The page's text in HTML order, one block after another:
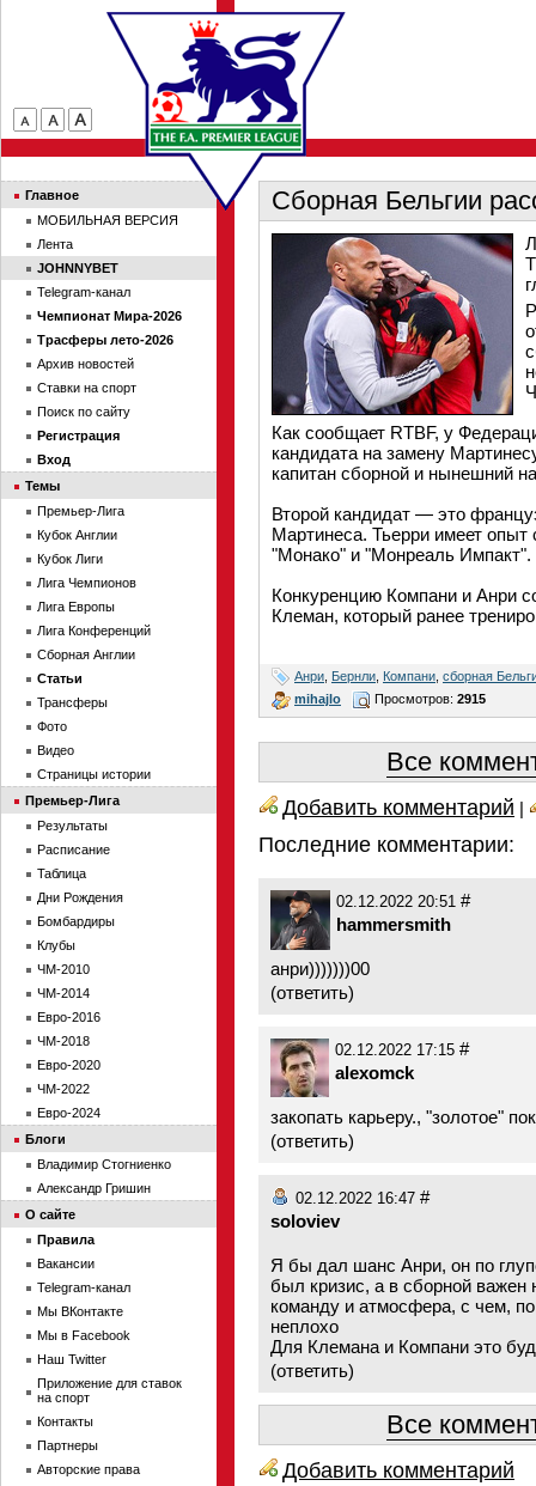
Сборная Бельгии
Как сообщает RTBF, у
кандидата на замену
капитан сборной и нынешний
Второй кандидат — это
Мартинеса. Тьерри имеет опыт
"Монако" и "Монреаль Импакт".
Конкуренцию Компани и Анри
Клеман, который ранее
Анри Бернли Компани сборная
mihajlo
Просмотров: 2915
Все
Добавить комментарий |
Последние комментарии:
02.12.2022 20:51 #
hammersmith
анри)))))))00
(ответить)
02.12.2022 17:15 #
alexomck
закопать карьеру., "золотое"
(ответить)
02.12.2022 16:47 #
soloviev
Я бы дал шанс Анри, он по
был кризис, а в сборной важен
команду и атмосфера, с чем,
неплохо
Для Клемана и Компани это
(ответить)
Все
Добавить комментарий
Главное
МОБИЛЬНАЯ ВЕРСИЯ
Лента
JOHNNYBET
Telegram-канал
Чемпионат Мира-2026
Трасферы лето-2026
Архив новостей
Ставки на спорт
Поиск по сайту
Регистрация
Вход
Темы
Премьер-Лига
Кубок Англии
Кубок Лиги
Лига Чемпионов
Лига Европы
Лига Конференций
Сборная Англии
Статьи
Трансферы
Фото
Видео
Страницы истории
Премьер-Лига
Результаты
Расписание
Таблица
Дни Рождения
Бомбардиры
Клубы
ЧМ-2010
ЧМ-2014
Евро-2016
ЧМ-2018
Евро-2020
ЧМ-2022
Евро-2024
Блоги
Владимир Стогниенко
Александр Гришин
О сайте
Правила
Вакансии
Telegram-канал
Мы ВКонтакте
Мы в Facebook
Наш Twitter
Приложение для ставок
на спорт
Контакты
Партнеры
Авторские права